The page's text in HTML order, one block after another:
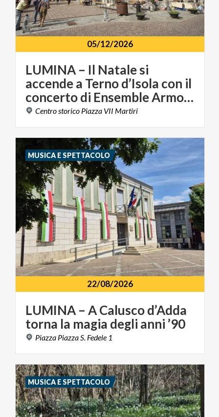
05/12/2026
LUMINA – Il Natale si
accende a Terno d’Isola con il
concerto di Ensemble Armonie
Centrostorico Piazza VII Martiri
22/08/2026
LUMINA – ACaluscod’Adda
torna la magia degli anni ’90
Piazza Piazza S. Fedele 1
MUSICA E SPETTACOLO
MUSICA E SPETTACOLO